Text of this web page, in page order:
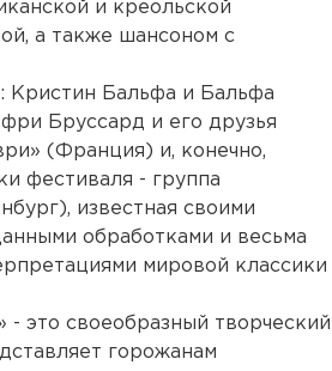
и креольской
а также шансоном с
Кристин Бальфа и Бальфа
Бруссард и его друзья
(Франция) и, конечно,
фестиваля - группа
известная своими
обработками и весьма
мировой классики
- это своеобразный творческий
горожанам